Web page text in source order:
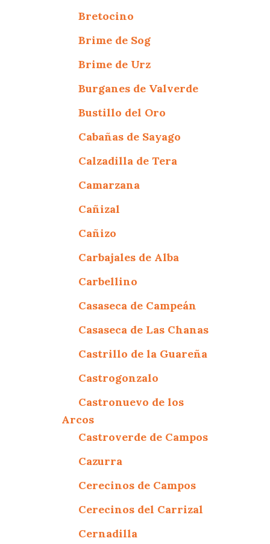
Bretocino
Brime de Sog
Brime de Urz
Burganes de Valverde
Bustillo del Oro
Cabañas de Sayago
Calzadilla de Tera
Camarzana
Cañizal
Cañizo
Carbajales de Alba
Carbellino
Casaseca de Campeán
Casaseca de Las Chanas
Castrillo de la Guareña
Castrogonzalo
Castronuevo de los
Arcos
Castroverde de Campos
Cazurra
Cerecinos de Campos
Cerecinos del Carrizal
Cernadilla